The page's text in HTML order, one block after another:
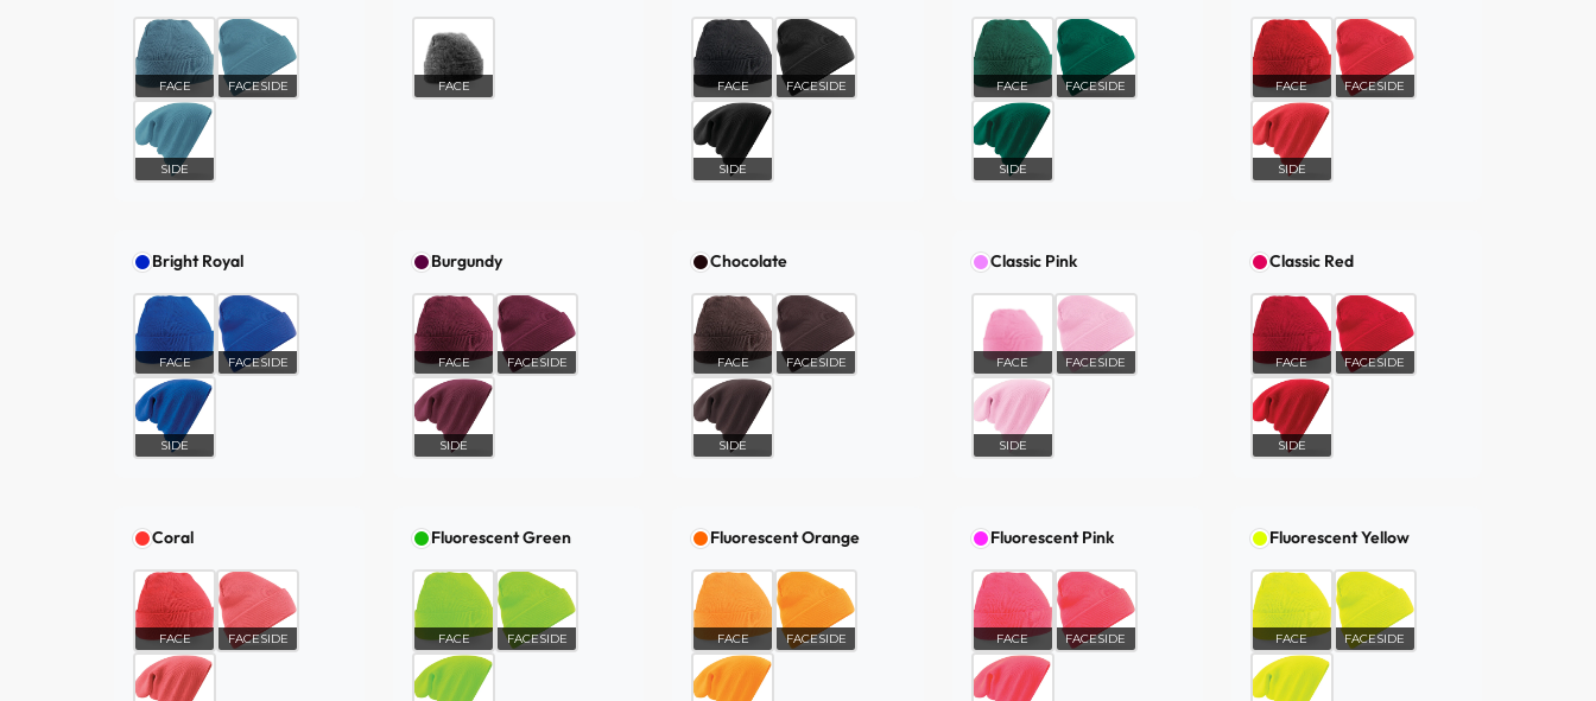
FACE FACESIDE
SIDE
FACE FACE FACESIDE
SIDE
FACE FACESIDE
SIDE
FACE FACESIDE
SIDE
Bright Royal
FACE FACESIDE
SIDE
Burgundy
FACE FACESIDE
SIDE
Chocolate
FACE FACESIDE
SIDE
Classic Pink
FACE FACESIDE
SIDE
Classic Red
FACE FACESIDE
SIDE
Coral
FACE FACESIDE
Fluorescent Green
FACE FACESIDE
Fluorescent Orange
FACE FACESIDE
Fluorescent Pink
FACE FACESIDE
Fluorescent Yellow
FACE FACESIDE